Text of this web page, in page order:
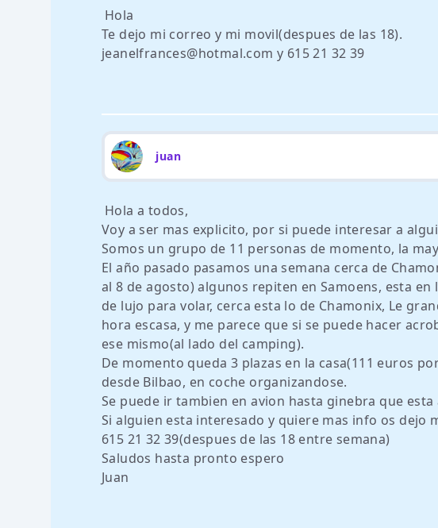
Hola
Te dejo mi correo y mi movil(despues de las 18).
jeanelfrances@hotmal.com y 615 21 32 39
juan
Hola a todos,
Voy a ser mas explicito, por si puede interesar a
Somos un grupo de 11 personas de momento, la
El año pasado pasamos una semana cerca de
al 8 de agosto) algunos repiten en Samoens, esta
de lujo para volar, cerca esta lo de Chamonix, Le
hora escasa, y me parece que si se puede hacer
ese mismo(al lado del camping).
De momento queda 3 plazas en la casa(111 euros
desde Bilbao, en coche organizandose.
Se puede ir tambien en avion hasta ginebra que
Si alguien esta interesado y quiere mas info os dejo
615 21 32 39(despues de las 18 entre semana)
Saludos hasta pronto espero
Juan